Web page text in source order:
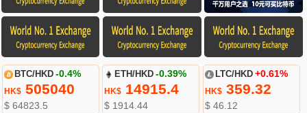
BTC/HKD -0.4%
HK$505040
$ 64823.5
ETH/HKD -0.39%
HK$ 14915.4
$ 1914.44
LTC/HKD +0.61%
HK$359.32
$ 46.12